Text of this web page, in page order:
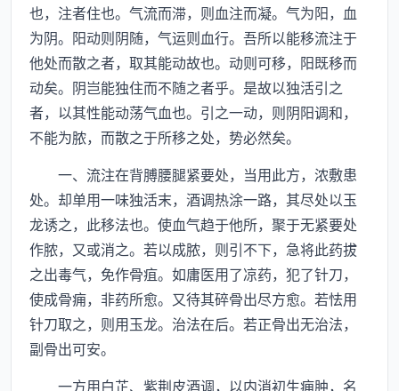
也，注者住也。气流而滞，则血注而凝。气为阳，血
为阴。阳动则阴随，气运则血行。吾所以能移流注于
他处而散之者，取其能动故也。动则可移，阳既移而
动矣。阴岂能独住而不随之者乎。是故以独活引之
者，以其性能动荡气血也。引之一动，则阴阳调和，
不能为脓，而散之于所移之处，势必然矣。
一、流注在背膊腰腿紧要处，当用此方，浓敷患
处。却单用一味独活末，酒调热涂一路，其尽处以玉
龙诱之，此移法也。使血气趋于他所，聚于无紧要处
作脓，又或消之。若以成脓，则引不下，急将此药拔
之出毒气，免作骨疽。如庸医用了凉药，犯了针刀，
使成骨痈，非药所愈。又待其碎骨出尽方愈。若怯用
针刀取之，则用玉龙。治法在后。若正骨出无治法，
副骨出可安。
一方用白芷、紫荆皮酒调，以内消初生痈肿，名